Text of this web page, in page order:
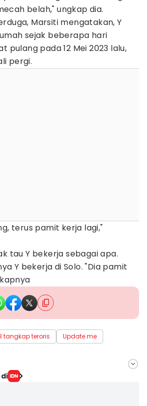
belah," ungkap dia.
Marsiti mengatakan, Y
sejak beberapa hari
pulang pada 12 Mei 2023 lalu,
pergi.
terus pamit kerja lagi,"
tau Y bekerja sebagai apa.
Y bekerja di Solo. "Dia pamit
tangkap teroris Update me